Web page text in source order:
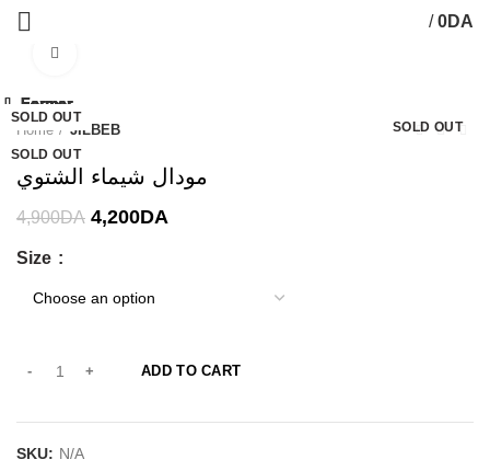
/ 0DA
SOLD OUT
Home JILBEB
مودال شيماء الشتوي
4,900DA 4,200DA
Size
ADD TO CART
SKU: N/A
SOLD OUT
Fermer
SOLD OUT
Fermer
-56%
SOLD OUT
Fermer
SOLD OUT
Fermer
SOLD OUT
Fermer
SOLD OUT
Fermer
SOLD OUT
Fermer
SOLD OUT
Fermer